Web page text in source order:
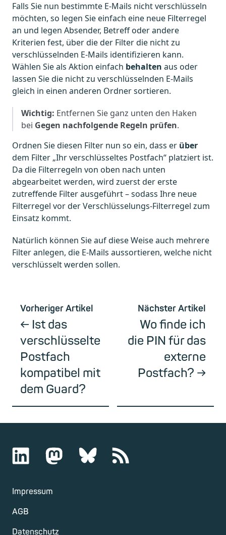
Falls Sie nun bestimmte E-Mails nicht verschlüsseln
möchten, so legen Sie einfach eine neue Filterregel
an und legen Absender, Betreff oder andere
Kriterien fest, über die der Filter die nicht zu
verschlüsselnden E-Mails identifizieren kann.
Wählen Sie als Aktion einfach behalten aus oder
lassen Sie die nicht zu verschlüsselnden E-Mails
gleich in einen anderen Ordner sortieren.
Wichtig: Entfernen Sie ganz unten den Haken
bei Gegen nachfolgende Regeln prüfen.
Ordnen Sie diesen Filter nun so ein, dass er über
dem Filter „Ihr verschlüsseltes Postfach“ platziert ist.
Da die Filterregeln von oben nach unten
abgearbeitet werden, wird zuerst der erste
zutreffende Filter ausgeführt – sodass Ihre neue
Filterregel vor der Verschlüsselungs-Filterregel zum
Einsatz kommt.
Natürlich können Sie auf diese Weise auch mehrere
Filter anlegen, die E-Mails aussortieren, welche nicht
verschlüsselt werden sollen.
Vorheriger Artikel
Ist das
verschlüsselte
Postfach
kompatibel mit
dem Guard?
Nächster Artikel
Wo finde ich
die PIN für das
externe
Postfach?
Impressum
AGB
Datenschutz